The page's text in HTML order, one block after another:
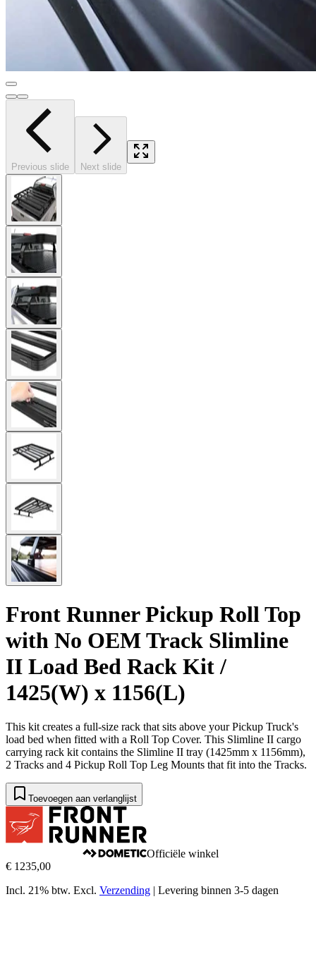
Previous slide Next slide
Front Runner Pickup Roll Top
with No OEM Track Slimline
II Load Bed Rack Kit /
1425(W) x 1156(L)
This kit creates a full-size rack that sits above your Pickup Truck's
load bed when fitted with a Roll Top Cover. This Slimline II cargo
carrying rack kit contains the Slimline II tray (1425mm x 1156mm),
2 Tracks and 4 Pickup Roll Top Leg Mounts that fit into the Tracks.
Toevoegen aan verlanglijst
Officiële winkel
€ 1235,00
Incl. 21% btw. Excl. Verzending | Levering binnen 3-5 dagen